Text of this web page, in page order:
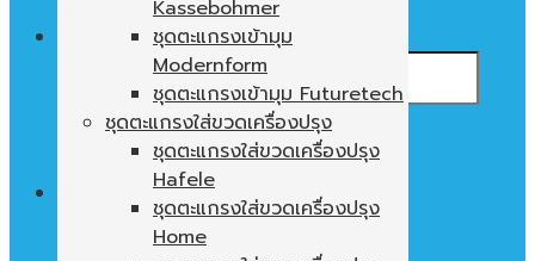
ไม่มีสินค้าในตะกร้า
Kassebohmer
ชุดตะแกรงเข้ามุม
Modernform
ชุดตะแกรงเข้ามุม Futuretech
ชุดตะแกรงใส่ขวดเครื่องปรุง
ชุดตะแกรงใส่ขวดเครื่องปรุง
Hafele
ชุดตะแกรงใส่ขวดเครื่องปรุง
Home